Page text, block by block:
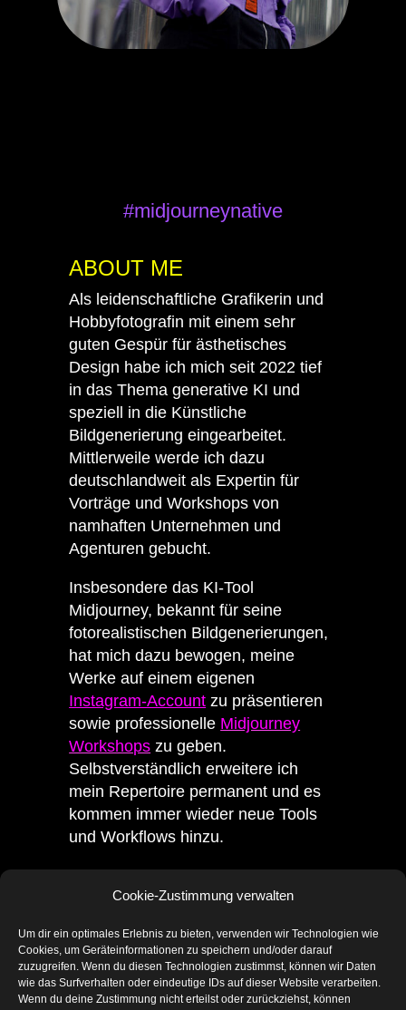
Cookie-Zustimmung verwalten
Um dir ein optimales Erlebnis zu bieten, verwenden wir Technologien wie
Cookies, um Geräteinformationen zu speichern und/oder darauf
zuzugreifen. Wenn du diesen Technologien zustimmst, können wir Daten
wie das Surfverhalten oder eindeutige IDs auf dieser Website verarbeiten.
Wenn du deine Zustimmung nicht erteilst oder zurückziehst, können
#midjourneynative
ABOUT ME
Als leidenschaftliche Grafikerin und
Hobbyfotografin mit einem sehr
guten Gespür für ästhetisches
Design habe ich mich seit 2022 tief
in das Thema generative KI und
speziell in die Künstliche
Bildgenerierung eingearbeitet.
Mittlerweile werde ich dazu
deutschlandweit als Expertin für
Vorträge und Workshops von
namhaften Unternehmen und
Agenturen gebucht.
Insbesondere das KI-Tool
Midjourney, bekannt für seine
fotorealistischen Bildgenerierungen,
hat mich dazu bewogen, meine
Werke auf einem eigenen
Instagram-Account zu präsentieren
sowie professionelle Midjourney
Workshops zu geben.
Selbstverständlich erweitere ich
mein Repertoire permanent und es
kommen immer wieder neue Tools
und Workflows hinzu.
Vorstandsvorsitzende des Kölner
künstlicher Intelligenz e.V. setze ich
mich zudem ehrenamtlich für die
notwendige Aufklärung der